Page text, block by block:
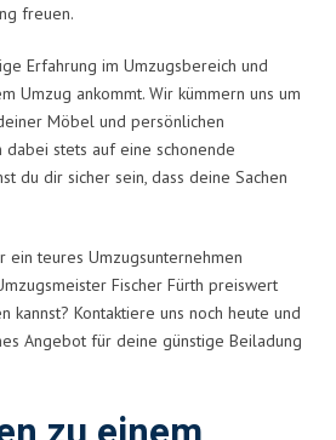
freuen.
Erfahrung im Umzugsbereich und
Umzug ankommt. Wir kümmern uns um
Möbel und persönlichen
dabei stets auf eine schonende
du dir sicher sein, dass deine Sachen
ein teures Umzugsunternehmen
Fischer Fürth preiswert
kannst? Kontaktiere uns noch heute und
Angebot für deine günstige Beiladung